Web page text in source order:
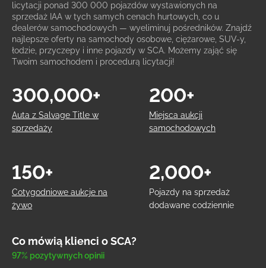
licytacji ponad 300 000 pojazdów wystawionych na
sprzedaż IAA w tych samych cenach hurtowych, co u
dealerów samochodowych — wyeliminuj pośredników. Znajdź
najlepsze oferty na samochody osobowe, ciężarowe, SUV-y,
łodzie, przyczepy i inne pojazdy w SCA. Możemy zająć się
Twoim samochodem i procedurą licytacji!
Auta z Salvage Title w
sprzedaży
300,000+
Miejsca aukcji
samochodowych
200+
Cotygodniowe aukcje na
żywo
150+
Pojazdy na sprzedaż
dodawane codziennie
2,000+
Co mówią klienci o SCA?
97% pozytywnych opinii